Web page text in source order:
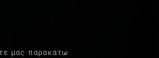
μας παρακάτω